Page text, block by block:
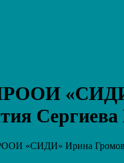
Сергиева
«СИДИ» Ирина Громова